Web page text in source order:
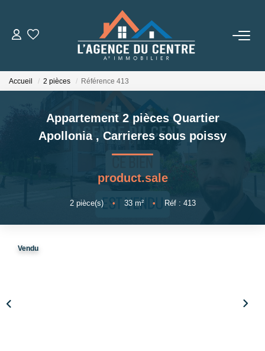
VENTES
CONSEILS
Estimation
Accueil 2 pièces Référence 413
Appartement 2 pièces Quartier
Apollonia , Carrieres sous poissy
product.sale
2pièce(s) • 33m² • Réf : 413
Vendu